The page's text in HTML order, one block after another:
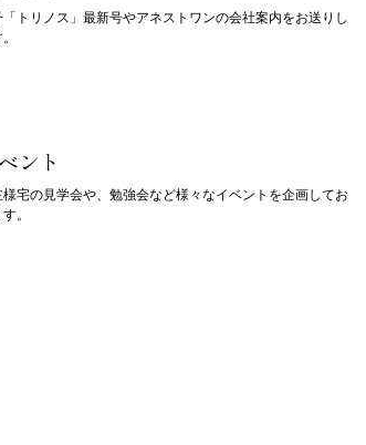
「トリノス」最新号やアネストワンの会社案内をお送りし
ント
様宅の見学会や、勉強会など様々なイベントを企画してお
。